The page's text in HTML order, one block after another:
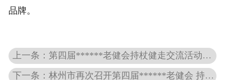
品牌。
上一条：第四届******老健会持杖健走交流活动协调会在林州举行
下一条：林州市再次召开第四届******老健会 持杖健走交流活动服务******协调会